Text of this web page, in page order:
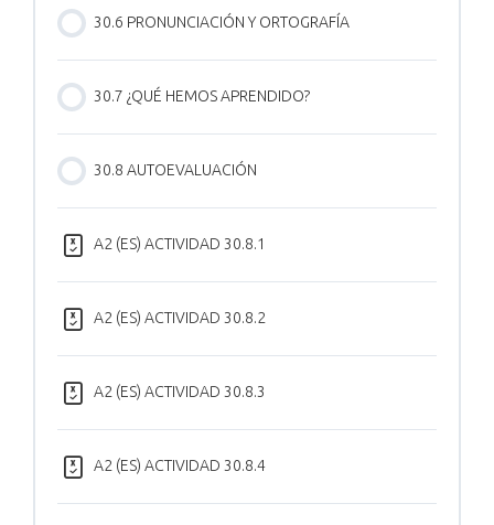
30.6 PRONUNCIACIÓN Y ORTOGRAFÍA
30.7 ¿QUÉ HEMOS APRENDIDO?
30.8 AUTOEVALUACIÓN
A2 (ES) ACTIVIDAD 30.8.1
A2 (ES) ACTIVIDAD 30.8.2
A2 (ES) ACTIVIDAD 30.8.3
A2 (ES) ACTIVIDAD 30.8.4